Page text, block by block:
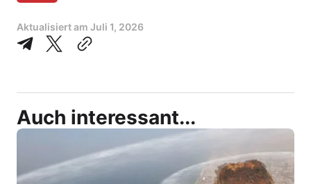
Aktualisiert am Juli 1, 2026
Auch interessant...